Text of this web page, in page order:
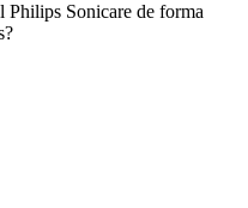
Philips Sonicare de forma